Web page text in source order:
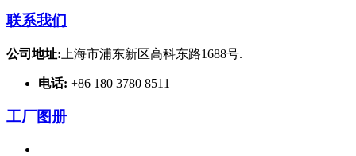
联系我们
公司地址: 上海市浦东新区高科东路1688号.
电话: +86 180 3780 8511
工厂图册